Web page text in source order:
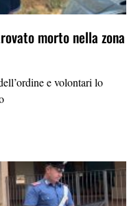
morto nella zona
e volontari lo